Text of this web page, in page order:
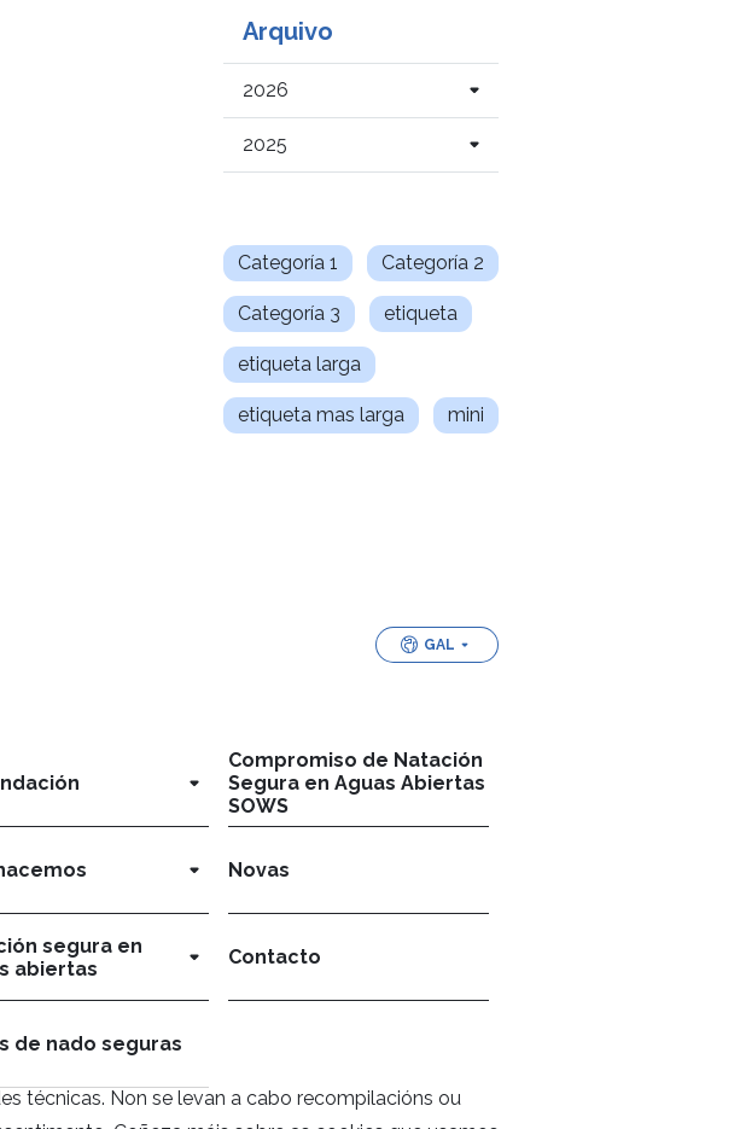
Arquivo
2026
2025
Categoría 1 Categoría 2
Categoría 3 etiqueta
etiqueta larga
etiqueta mas larga mini
ipsam per se esse.
GAL
segura en
abiertas
de nado seguras
Compromiso de Natación
Segura en Aguas Abiertas
SOWS
Novas
Contacto
técnicas. Non se levan a cabo recompilacións ou